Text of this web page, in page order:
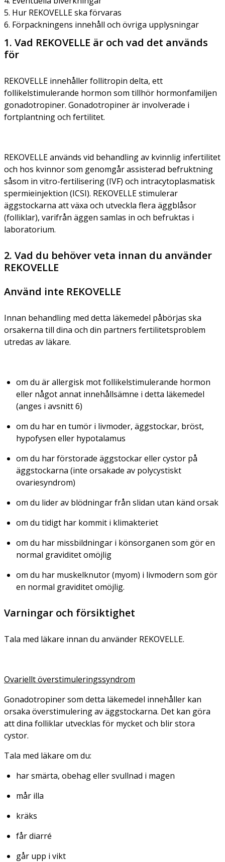
5. Hur REKOVELLE ska förvaras
6. Förpackningens innehåll och övriga upplysningar
1. Vad REKOVELLE är och vad det används
för
REKOVELLE innehåller follitropin delta, ett
follikelstimulerande hormon som tillhör hormonfamiljen
gonadotropiner. Gonadotropiner är involverade i
fortplantning och fertilitet.
REKOVELLE används vid behandling av kvinnlig infertilitet
och hos kvinnor som genomgår assisterad befruktning
såsom in vitro-fertilisering (IVF) och intracytoplasmatisk
spermieinjektion (ICSI). REKOVELLE stimulerar
äggstockarna att växa och utveckla flera äggblåsor
(folliklar), varifrån äggen samlas in och befruktas i
laboratorium.
2. Vad du behöver veta innan du använder
REKOVELLE
Använd inte REKOVELLE
Innan behandling med detta läkemedel påbörjas ska
orsakerna till dina och din partners fertilitetsproblem
utredas av läkare.
om du är allergisk mot follikelstimulerande hormon
eller något annat innehållsämne i detta läkemedel
(anges i avsnitt 6)
om du har en tumör i livmoder, äggstockar, bröst,
hypofysen eller hypotalamus
om du har förstorade äggstockar eller cystor på
äggstockarna (inte orsakade av polycystiskt
ovariesyndrom)
om du lider av blödningar från slidan utan känd orsak
om du tidigt har kommit i klimakteriet
om du har missbildningar i könsorganen som gör en
normal graviditet omöjlig
om du har muskelknutor (myom) i livmodern som gör
en normal graviditet omöjlig.
Varningar och försiktighet
Tala med läkare innan du använder REKOVELLE.
Ovariellt överstimuleringssyndrom
Gonadotropiner som detta läkemedel innehåller kan
orsaka överstimulering av äggstockarna. Det kan göra
att dina folliklar utvecklas för mycket och blir stora
cystor.
Tala med läkare om du:
har smärta, obehag eller svullnad i magen
mår illa
kräks
får diarré
går upp i vikt